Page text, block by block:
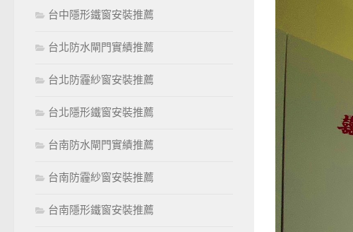
台中隱形鐵窗安裝推薦
台北防水閘門實績推薦
台北防霾紗窗安裝推薦
台北隱形鐵窗安裝推薦
台南防水閘門實績推薦
台南防霾紗窗安裝推薦
台南隱形鐵窗安裝推薦